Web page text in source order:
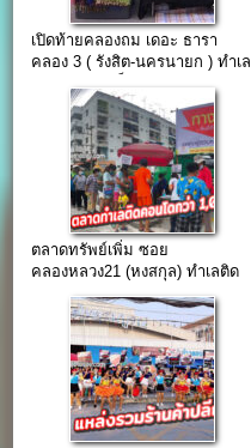
เปิดท้ายคลองถม เดอะ ธารา
คลอง 3 ( รังสิต-นครนายก ) ทำเล
ตลาดทรัพย์เพิ่ม ซอย
คลองหลวง21 (หงสกุล) ทำเลติด